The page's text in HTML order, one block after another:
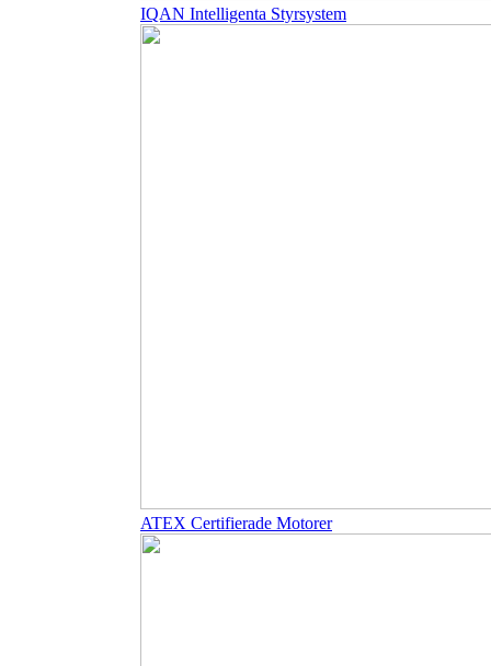
IQAN Intelligenta Styrsystem
ATEX Certifierade Motorer